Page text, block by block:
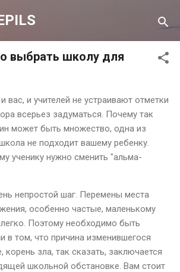
К основному контенту
выбрать школу для
вас, и учителей не устраивают отметки
всерьез задуматься. Почему так
может быть множество, одна из
не подходит вашему ребенку.
ученику нужно сменить "альма-
непростой шаг. Перемены места
особенно частые, маленькому
Поэтому необходимо быть
в том, что причина изменившегося
корень зла, так сказать, заключается
школьной обстановке. Вам стоит